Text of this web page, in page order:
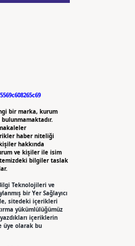
bir marka, kurum
haber niteliği
hakkında
ve kişiler ile isim
bilgiler taslak
Teknolojileri ve
bir Yer Sağlayıcı
sitedeki içerikleri
yükümlülüğümüz
içeriklerin
üye olarak bu